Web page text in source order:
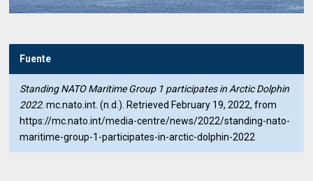
Fuente
Standing NATO Maritime Group 1 participates in Arctic Dolphin
2022. mc.nato.int. (n.d.). Retrieved February 19, 2022, from
https://mc.nato.int/media-centre/news/2022/standing-nato-
maritime-group-1-participates-in-arctic-dolphin-2022